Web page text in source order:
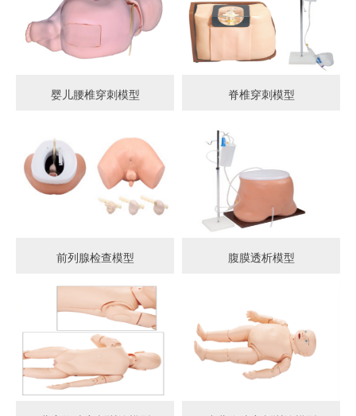
婴儿腰椎穿刺模型 脊椎穿刺模型
前列腺检查模型 腹膜透析模型